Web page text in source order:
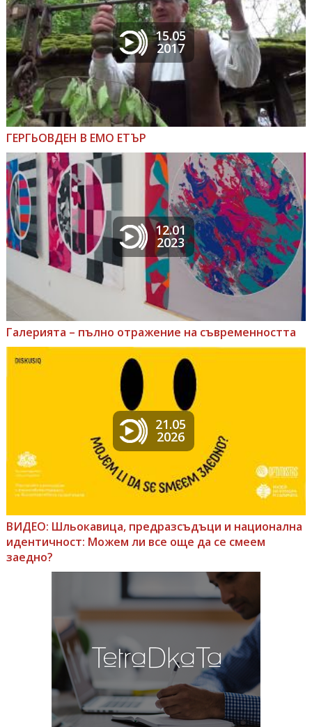
15.05
2017
ГЕРГЬОВДЕН В ЕМО ЕТЪР
12.01
2023
Галерията – пълно отражение на съвременността
21.05
2026
ВИДЕО: Шльокавица, предразсъдъци и национална
идентичност: Можем ли все още да се смеем
заедно?